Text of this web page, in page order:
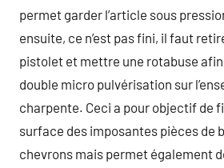
permet garder l’article sous
ensuite, ce n’est pas fini, il faut
pistolet et mettre une rotabuse
double micro pulvérisation sur
charpente. Ceci a pour objectif de
surface des imposantes pièces de
chevrons mais permet également